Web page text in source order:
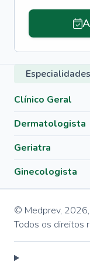
Clínico Geral
Dermatologista
Geriatra
Ginecologista
© Medprev, 2026,
Todos os direitos